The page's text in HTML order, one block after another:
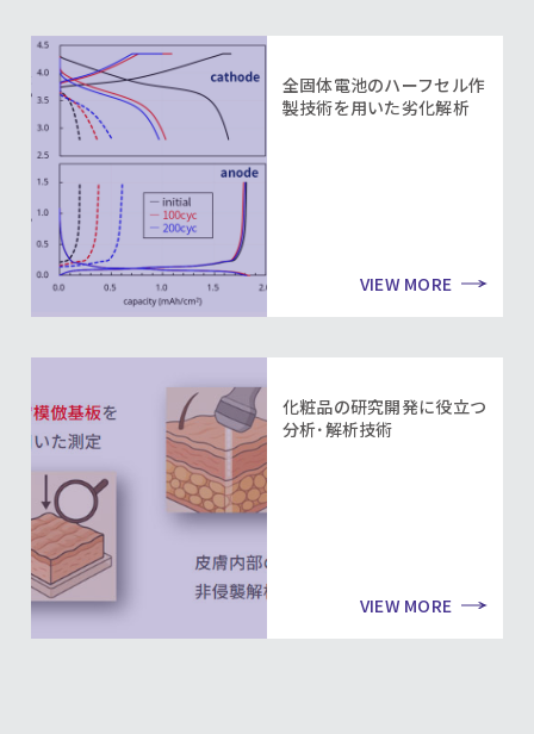
全固体電池のハーフセル作
製技術を用いた劣化解析
VIEW MORE
化粧品の研究開発に役立つ
分析･解析技術
VIEW MORE